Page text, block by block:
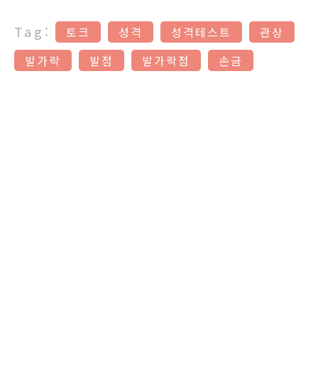
Tag: 토크 성격 성격테스트
관상
발가락
발점 발가락점 손금